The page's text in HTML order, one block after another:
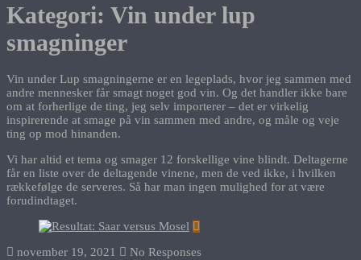
Kategori: Vin under lup
smagninger
Vin under Lup smagningerne er en legeplads, hvor jeg sammen med
andre mennesker får smagt noget god vin. Og det handler ikke bare
om at forherlige de ting, jeg selv importerer – det er virkelig
inspirerende at smage på vin sammen med andre, og måle og veje
ting op mod hinanden.
Vi har altid et tema og smager 12 forskellige vine blindt. Deltagerne
får en liste over de deltagende vinene, men de ved ikke, i hvilken
rækkefølge de serveres. Så har man ingen mulighed for at være
forudindtaget.
november 19, 2021 No Responses